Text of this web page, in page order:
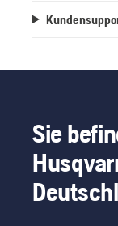
Sie